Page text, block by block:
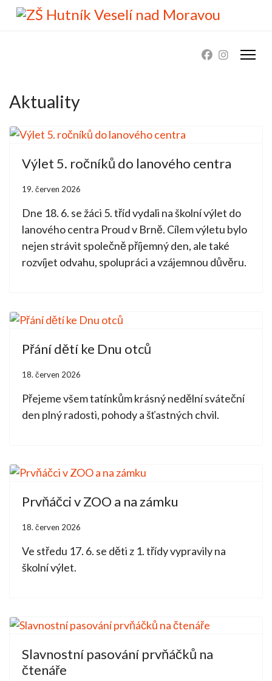
Aktuality
Výlet 5. ročníků do lanového centra
19. červen 2026
Dne 18. 6. se žáci 5. tříd vydali na školní výlet do
lanového centra Proud v Brně. Cílem výletu bylo
nejen strávit společně příjemný den, ale také
rozvíjet odvahu, spolupráci a vzájemnou důvěru.
Přání dětí ke Dnu otců
18. červen 2026
Přejeme všem tatínkům krásný nedělní sváteční
den plný radosti, pohody a šťastných chvil.
Prvňáčci v ZOO a na zámku
18. červen 2026
Ve středu 17. 6. se děti z 1. třídy vypravily na
školní výlet.
Slavnostní pasování prvňáčků na
čtenáře